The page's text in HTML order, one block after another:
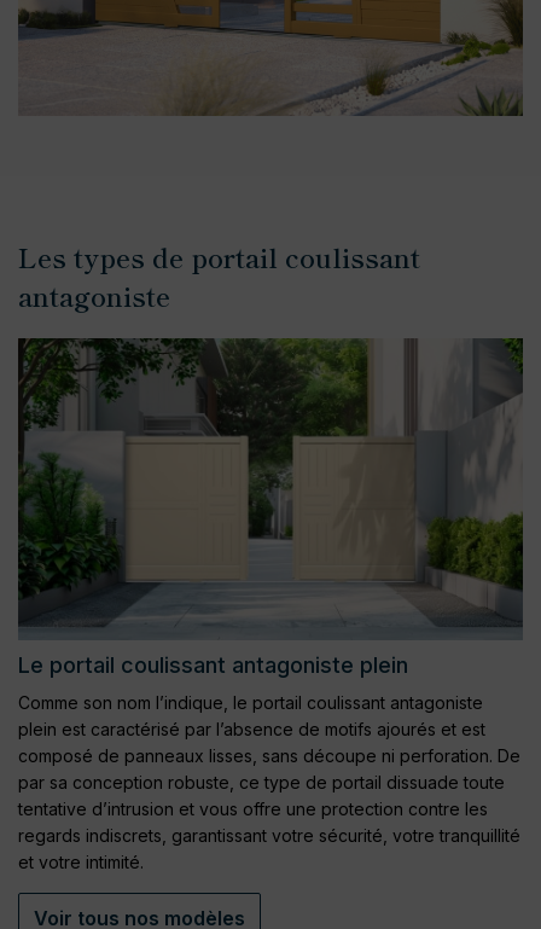
Les types de portail coulissant
antagoniste
Le portail coulissant antagoniste plein
Comme son nom l’indique, le portail coulissant antagoniste
plein est caractérisé par l’absence de motifs ajourés et est
composé de panneaux lisses, sans découpe ni perforation. De
par sa conception robuste, ce type de portail dissuade toute
tentative d’intrusion et vous offre une protection contre les
regards indiscrets, garantissant votre sécurité, votre tranquillité
et votre intimité.
Voir tous nos modèles